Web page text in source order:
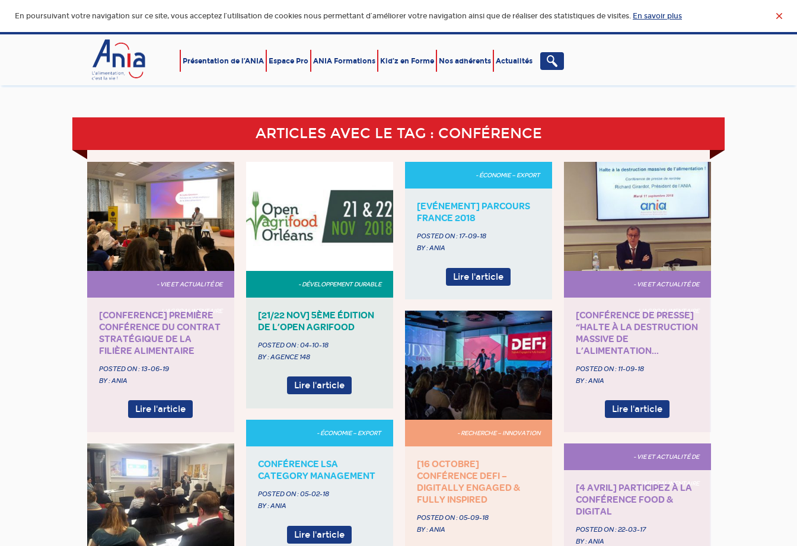
En poursuivant votre navigation sur ce site, vous acceptez l’utilisation de cookies nous permettant d’améliorer votre navigation ainsi que de réaliser des statistiques de visites. En savoir plus
Présentation de l’ANIA Espace Pro ANIA Formations Kid’z en Forme Nos adhérents Actualités
ARTICLES AVEC LE TAG : CONFÉRENCE
- VIE ET ACTUALITÉ DE
L'AGROALIMENTAIRE
[CONFERENCE] PREMIÈRE
CONFÉRENCE DU CONTRAT
STRATÉGIQUE DE LA
FILIÈRE ALIMENTAIRE
POSTED ON : 13-06-19
BY : ANIA
Lire l'article
- DÉVELOPPEMENT DURABLE
[21/22 NOV] 5ÈME ÉDITION
DE L’OPEN AGRIFOOD
POSTED ON :04-10-18
BY : AGENCE 148
Lire l'article
- ÉCONOMIE – EXPORT
[EVÉNEMENT] PARCOURS
FRANCE 2018
POSTED ON : 17-09-18
BY : ANIA
Lire l'article
- VIE ET ACTUALITÉ DE
L'AGROALIMENTAIRE
[CONFÉRENCE DE PRESSE]
“HALTE À LA DESTRUCTION
MASSIVE DE
L’ALIMENTATION...
POSTED ON : 11-09-18
BY : ANIA
Lire l'article
- RECHERCHE – INNOVATION
[16 OCTOBRE]
CONFÉRENCE DEFI –
DIGITALLY ENGAGED &
FULLY INSPIRED
POSTED ON :05-09-18
BY : ANIA
- ÉCONOMIE – EXPORT
CONFÉRENCE LSA
CATEGORY MANAGEMENT
POSTED ON :05-02-18
BY : ANIA
Lire l'article
- VIE ET ACTUALITÉ DE
L'AGROALIMENTAIRE
[4 AVRIL] PARTICIPEZ À LA
CONFÉRENCE FOOD &
DIGITAL
POSTED ON :22-03-17
BY : ANIA